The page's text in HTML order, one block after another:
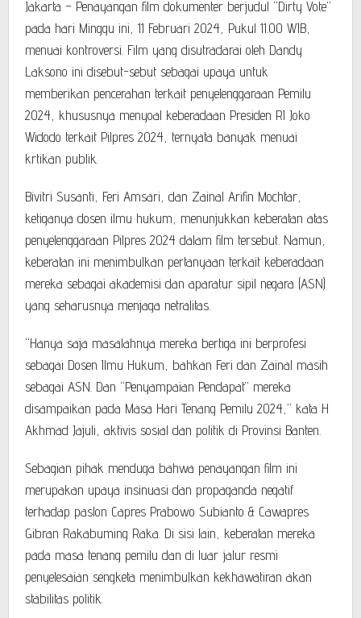
Jakarta – Penayangan film dokumenter berjudul “Dirty Vote”
pada hari Minggu ini, 11 Februari 2024, Pukul 11.00 WIB,
menuai kontroversi. Film yang disutradarai oleh Dandy
Laksono ini disebut-sebut sebagai upaya untuk
memberikan pencerahan terkait penyelenggaraan Pemilu
2024, khususnya menyoal keberadaan Presiden RI Joko
Widodo terkait Pilpres 2024, ternyata banyak menuai
krtikan publik.
Bivitri Susanti, Feri Amsari, dan Zainal Arifin Mochtar,
ketiganya dosen ilmu hukum, menunjukkan keberatan atas
penyelenggaraan Pilpres 2024 dalam film tersebut. Namun,
keberatan ini menimbulkan pertanyaan terkait keberadaan
mereka sebagai akademisi dan aparatur sipil negara (ASN)
yang seharusnya menjaga netralitas.
“Hanya saja masalahnya mereka bertiga ini berprofesi
sebagai Dosen Ilmu Hukum, bahkan Feri dan Zainal masih
sebagai ASN. Dan “Penyampaian Pendapat” mereka
disampaikan pada Masa Hari Tenang Pemilu 2024,” kata H
Akhmad Jajuli, aktivis sosial dan politik di Provinsi Banten.
Sebagian pihak menduga bahwa penayangan film ini
merupakan upaya insinuasi dan propaganda negatif
terhadap paslon Capres Prabowo Subianto & Cawapres
Gibran Rakabuming Raka. Di sisi lain, keberatan mereka
pada masa tenang pemilu dan di luar jalur resmi
penyelesaian sengketa menimbulkan kekhawatiran akan
stabilitas politik.